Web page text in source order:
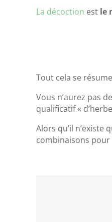
La décoction est le
Tout cela se
Vous n’aurez pas
qualificatif «
Alors qu’il
combinaisons pour